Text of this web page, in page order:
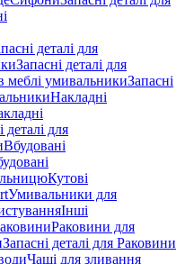
деталі для
Запасні деталі для
меблі умивальникиЗапасні
Накладні
деталі для
Вбудовані
Кутові
Умивальники для
Інші
Раковини для
Запасні деталі для Раковини
Чаші для зливання